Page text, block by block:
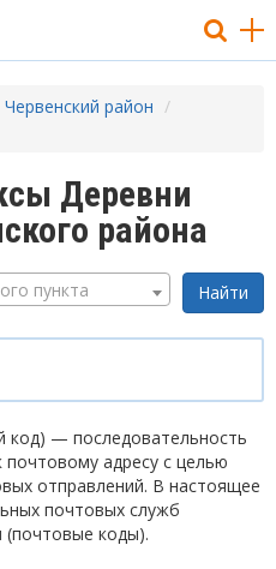
Червенский район
Деревни
района
пункта
код) — последовательность
адресу с целью
отправлений. В настоящее
почтовых служб
(почтовые коды).